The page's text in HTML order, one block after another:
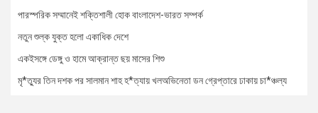
পারস্পরিক সম্মানেই শক্তিশালী হোক বাংলাদেশ-ভারত সম্পর্ক
নতুন শুল্ক যুক্ত হলো একাধিক দেশে
একইসঙ্গে ডেঙ্গু ও হামে আক্রান্ত ছয় মাসের শিশু
মৃ*ত্যুর তিন দশক পর সালমান শাহ হ*ত্যায় খলঅভিনেতা ডন গ্রেপ্তারে ঢাকায় চা*ঞ্চল্য